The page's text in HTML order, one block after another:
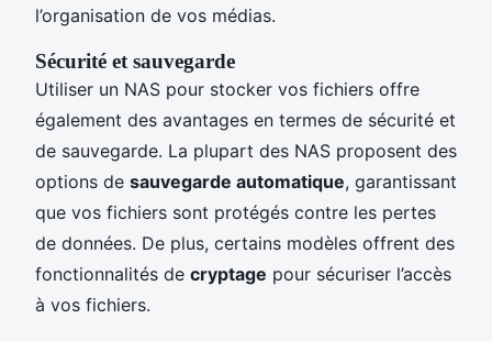
l’organisation de vos médias.
Sécurité et sauvegarde
Utiliser un NAS pour stocker vos fichiers offre
également des avantages en termes de sécurité et
de sauvegarde. La plupart des NAS proposent des
options de sauvegarde automatique, garantissant
que vos fichiers sont protégés contre les pertes
de données. De plus, certains modèles offrent des
fonctionnalités de cryptage pour sécuriser l’accès
à vos fichiers.